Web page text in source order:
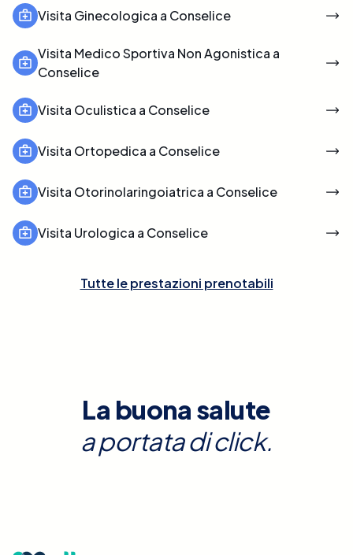
Visita Ginecologica a Conselice
Visita Medico Sportiva Non Agonistica a
Conselice
Visita Oculistica a Conselice
Visita Ortopedica a Conselice
Visita Otorinolaringoiatrica a Conselice
Visita Urologica a Conselice
Tutte le prestazioni prenotabili
La buona salute
a portata di click.